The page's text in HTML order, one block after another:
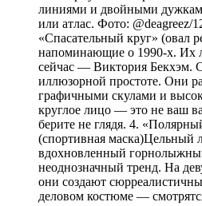
линиями и двойными
или атлас. Фото: @deagreez/
«Спасательный круг» (овал
напоминающие о 1990-х. Их
сейчас — Виктория Бекхэм.
иллюзорной простоте. Они
графичными скулами и
круглое лицо — это не ваш
берите не глядя. 4.
(спортивная маска)Цельный
вдохновленный
неоднозначный тренд. На
они создают
деловом костюме —